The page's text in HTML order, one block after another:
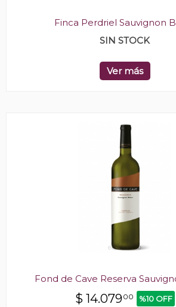
Finca Perdriel Sauvignon
SIN STOCK
Ver más
Fond de Cave Reserva
$ 14.07900 %10 OFF